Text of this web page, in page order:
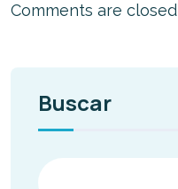
Comments are closed
Buscar